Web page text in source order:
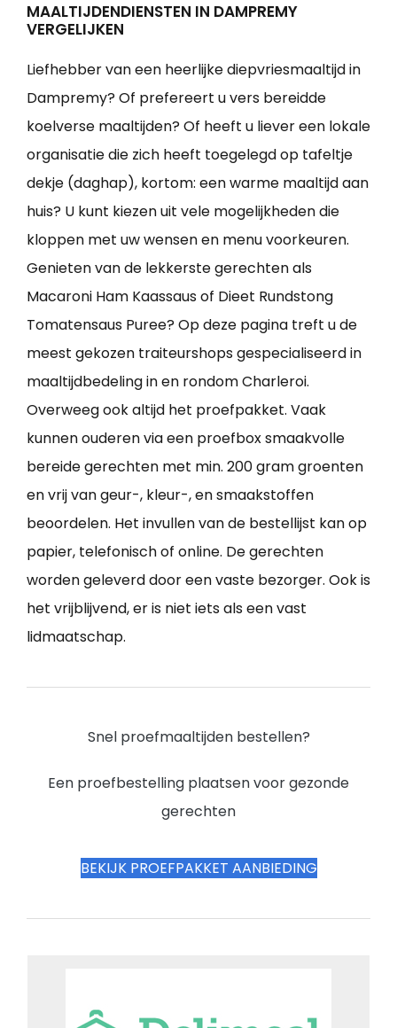
MAALTIJDENDIENSTEN IN DAMPREMY
VERGELIJKEN
Liefhebber van een heerlijke diepvriesmaaltijd in
Dampremy? Of prefereert u vers bereidde
koelverse maaltijden? Of heeft u liever een lokale
organisatie die zich heeft toegelegd op tafeltje
dekje (daghap), kortom: een warme maaltijd aan
huis? U kunt kiezen uit vele mogelijkheden die
kloppen met uw wensen en menu voorkeuren.
Genieten van de lekkerste gerechten als
Macaroni Ham Kaassaus of Dieet Rundstong
Tomatensaus Puree? Op deze pagina treft u de
meest gekozen traiteurshops gespecialiseerd in
maaltijdbedeling in en rondom Charleroi.
Overweeg ook altijd het proefpakket. Vaak
kunnen ouderen via een proefbox smaakvolle
bereide gerechten met min. 200 gram groenten
en vrij van geur-, kleur-, en smaakstoffen
beoordelen. Het invullen van de bestellijst kan op
papier, telefonisch of online. De gerechten
worden geleverd door een vaste bezorger. Ook is
het vrijblijvend, er is niet iets als een vast
lidmaatschap.
Snel proefmaaltijden bestellen?
Een proefbestelling plaatsen voor gezonde
gerechten
BEKIJK PROEFPAKKET AANBIEDING